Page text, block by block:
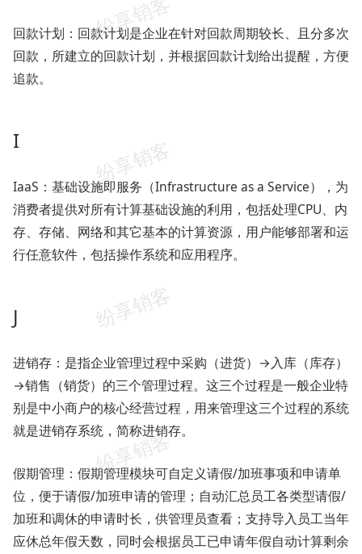
回款计划：回款计划是企业在针对回款周期较长、且分多次
回款，所建立的回款计划，并根据回款计划给出提醒，方便
追款。
I
IaaS：基础设施即服务（Infrastructure as a Service），为
消费者提供对所有计算基础设施的利用，包括处理CPU、内
存、存储、网络和其它基本的计算资源，用户能够部署和运
行任意软件，包括操作系统和应用程序。
J
进销存：是指企业管理过程中采购（进货）→入库（库存）
→销售（销货）的三个管理过程。这三个过程是一般企业特
别是中小商户的核心经营过程，用来管理这三个过程的系统
就是进销存系统，简称进销存。
假期管理：假期管理模块可自定义请假/加班事项和申请单
位，便于请假/加班申请的管理；自动汇总员工各类型请假/
加班和调休的申请时长，供管理员查看；支持导入员工当年
应休总年假天数，同时会根据员工已申请年假自动计算剩余